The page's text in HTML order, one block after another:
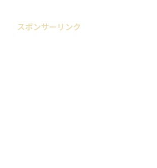
スポンサーリンク